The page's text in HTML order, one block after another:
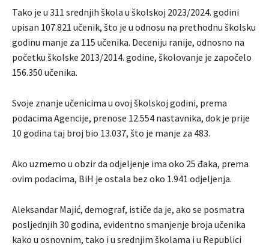
Tako je u 311 srednjih škola u školskoj 2023/2024. godini
upisan 107.821 učenik, što je u odnosu na prethodnu školsku
godinu manje za 115 učenika. Deceniju ranije, odnosno na
početku školske 2013/2014. godine, školovanje je započelo
156.350 učenika.
Svoje znanje učenicima u ovoj školskoj godini, prema
podacima Agencije, prenose 12.554 nastavnika, dok je prije
10 godina taj broj bio 13.037, što je manje za 483.
Ako uzmemo u obzir da odjeljenje ima oko 25 đaka, prema
ovim podacima, BiH je ostala bez oko 1.941 odjeljenja.
Aleksandar Majić, demograf, ističe da je, ako se posmatra
posljednjih 30 godina, evidentno smanjenje broja učenika
kako u osnovnim, tako i u srednjim školama i u Republici